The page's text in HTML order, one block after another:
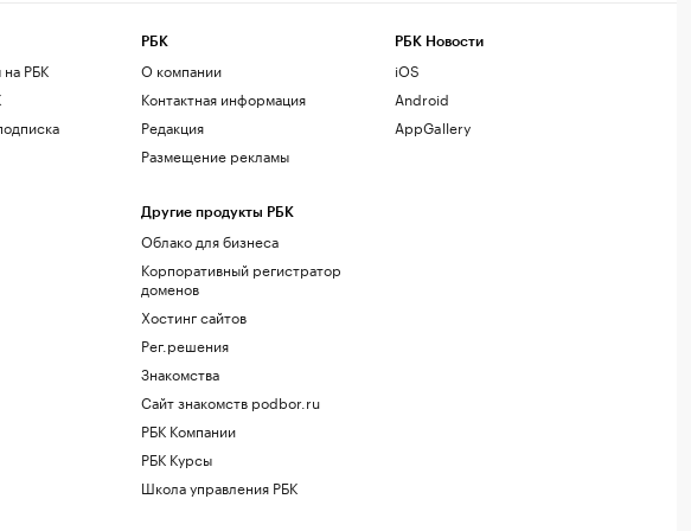
РБК
РБК
О компании
Контактная информация
Редакция
Размещение рекламы
Другие продукты РБК
Облако для бизнеса
Корпоративный регистратор
доменов
Хостинг сайтов
Рег.решения
Знакомства
Сайт знакомств podbor.ru
РБК Компании
РБК Курсы
Школа управления РБК
РБК Новости
iOS
Android
AppGallery